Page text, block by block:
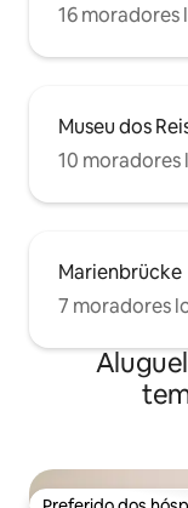
16 moradores
Museu dos
10
Marienbrücke
7 moradores